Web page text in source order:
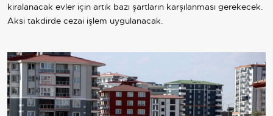
kiralanacak evler için artık bazı şartların karşılanması gerekecek.
Aksi takdirde cezai işlem uygulanacak.